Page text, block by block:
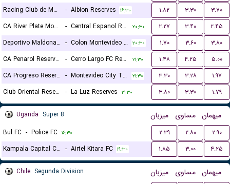
Racing Club de Montevideo Reserves
- Albion Reserves ۱۶:۳۰ ۱.۸۲ ۳.۳۰
۳.۷۰
CA River Plate Montevideo Reserves
- Central Espanol Reserves ۲۰:۳۰ ۲.۲۷ ۳.۴۰
۲.۴۵
Deportivo Maldonado Reserves - Colon Montevideo Reserves ۲۰:۳۰ ۱.۷۰ ۳.۶۰
۳.۸۰
CA Penarol Reserves
- Cerro Largo FC Reserves ۲۱:۳۰ ۱.۴۸ ۴.۲۵
۵.۰۰
CA Progreso Reserves - Montevideo City Torque Reserve ۲۱:۳۰ ۳.۳۰ ۳.۲۸
۱.۹۷
Club Oriental Reserves
- La Luz Reserves ۲۱:۳۰ ۳.۸۰ ۳.۳۰ ۱.۷۹
Uganda Super 8 میزبان مساوی میهمان
Bul FC - Police FC ۱۶:۳۰ ۲.۳۹ ۲.۸۰
۲.۹۰
Kampala Capital City - Airtel Kitara FC ۱۹:۳۰ ۱.۸۵ ۳.۰۰ ۴.۲۵
Chile Segunda Division میزبان مساوی میهمان